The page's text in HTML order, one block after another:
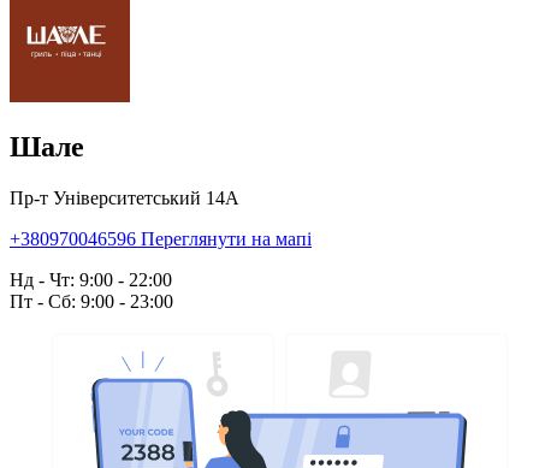
Шале
Пр-т Університетський 14А
+380970046596 Переглянути на мапі
Нд - Чт: 9:00 - 22:00
Пт - Сб: 9:00 - 23:00